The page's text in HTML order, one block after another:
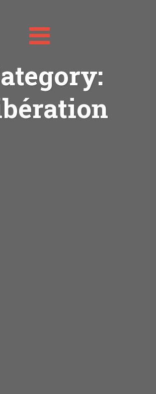
Toggle
navigation